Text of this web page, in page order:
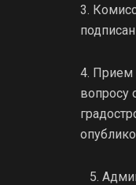
3.
4. Прием
вопросу
5.